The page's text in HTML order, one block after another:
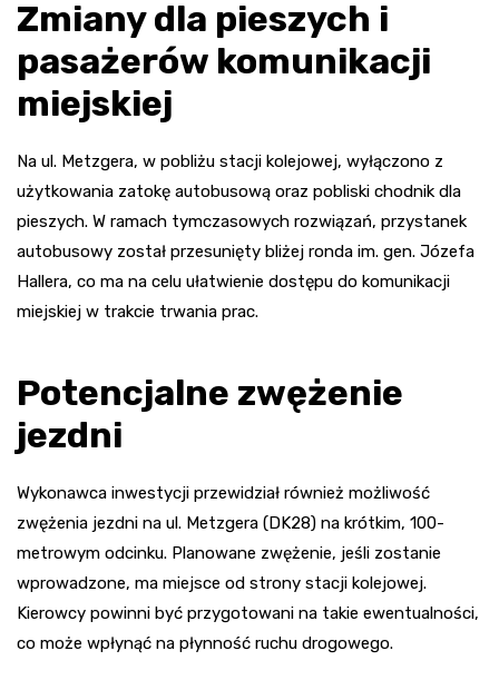
Zmiany dla pieszych i
pasażerów komunikacji
miejskiej
Na ul. Metzgera, w pobliżu stacji kolejowej, wyłączono z
użytkowania zatokę autobusową oraz pobliski chodnik dla
pieszych. W ramach tymczasowych rozwiązań, przystanek
autobusowy został przesunięty bliżej ronda im. gen. Józefa
Hallera, co ma na celu ułatwienie dostępu do komunikacji
miejskiej w trakcie trwania prac.
Potencjalne zwężenie
jezdni
Wykonawca inwestycji przewidział również możliwość
zwężenia jezdni na ul. Metzgera (DK28) na krótkim, 100-
metrowym odcinku. Planowane zwężenie, jeśli zostanie
wprowadzone, ma miejsce od strony stacji kolejowej.
Kierowcy powinni być przygotowani na takie ewentualności,
co może wpłynąć na płynność ruchu drogowego.